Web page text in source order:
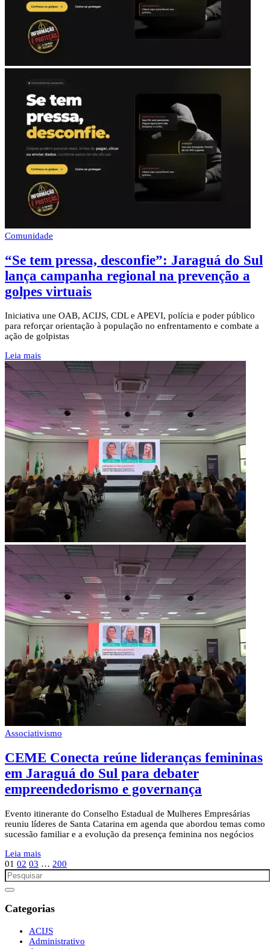
Comunidade
“Se tem pressa, desconfie”: Jaraguá do Sul
lança campanha regional na prevenção a
golpes virtuais
Iniciativa une OAB, ACIJS, CDL e APEVI, polícia e poder público
para reforçar orientação à população no enfrentamento e combate a
ação de golpistas
Leia mais
Associativismo
CEME Conecta reúne lideranças femininas
em Jaraguá do Sul para debater
empreendedorismo e governança
Evento itinerante do Conselho Estadual de Mulheres Empresárias
reuniu líderes de Santa Catarina em agenda que abordou temas como
sucessão familiar e a evolução da presença feminina nos negócios
Leia mais
01 02 03 … 200
Categorias
ACIJS
Administrativo